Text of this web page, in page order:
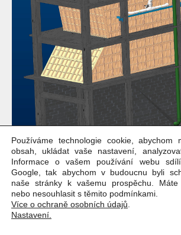
Používáme technologie cookie, abychom
obsah, ukládat vaše nastavení,
Informace o vašem používání webu
Google, tak abychom v budoucnu byli
naše stránky k vašemu prospěchu. Máte
nebo nesouhlasit s těmito podmínkami.
Více o ochraně osobních údajů
Nastavení.